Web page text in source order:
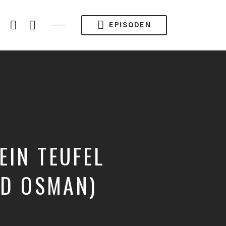
SpotifyRSS
Feed
EPISODEN
TEUFEL
OSMAN)